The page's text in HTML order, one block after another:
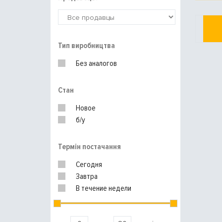
Тип виробництва
Без аналогов
Стан
Новое
б/у
Термін постачання
Сегодня
Завтра
В течение недели